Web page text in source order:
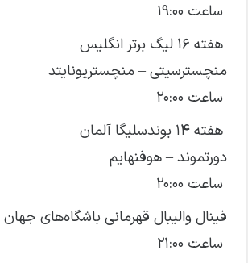
ساعت ۱۹:۰۰
هفته ۱۶ لیگ برتر انگلیس
منچسترسیتی – منچستریونایتد
ساعت ۲۰:۰۰
هفته ۱۴ بوندسلیگا آلمان
دورتموند – هوفنهایم
ساعت ۲۰:۰۰
فینال والیبال قهرمانی باشگاه‌های جهان
ساعت ۲۱:۰۰